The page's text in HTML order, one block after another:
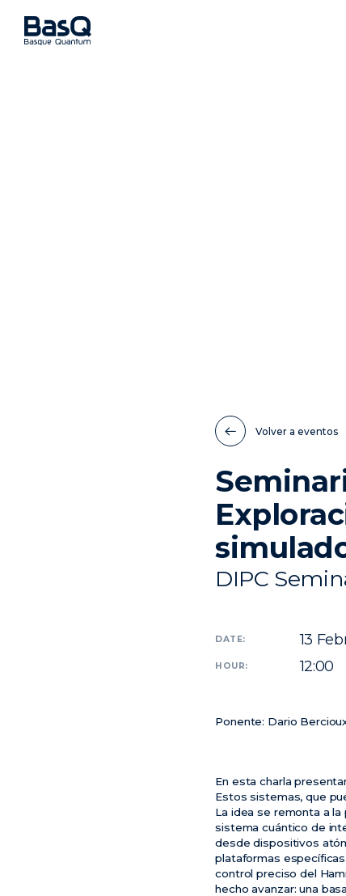
Volver a eventos
DIPC
DATE: 13
HOUR: 12:00
Ponente: Dario
En esta charla
Estos sistemas, que
La idea se remonta a
sistema cuántico de
desde dispositivos
plataformas
control preciso del
hecho avanzar: una